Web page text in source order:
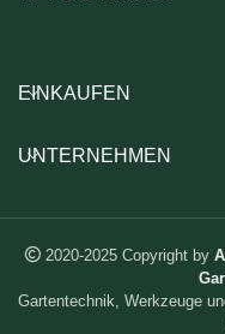
EINKAUFEN
UNTERNEHMEN
2020-2025 Copyright by
Gartentechnik, Werkzeuge